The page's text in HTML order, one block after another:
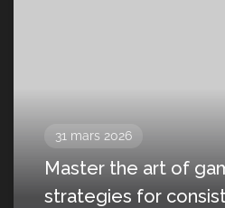
31 mars 2026
Master the art of
strategies for